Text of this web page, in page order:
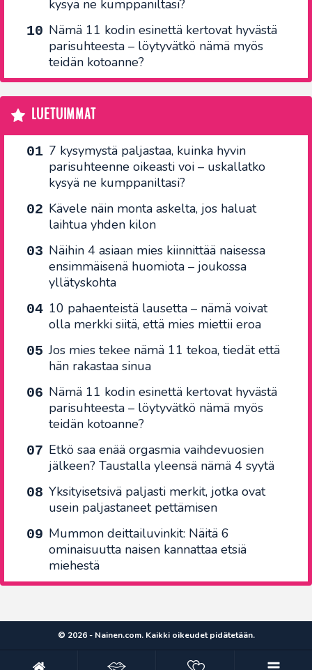
kysyä ne kumppaniltasi?
Nämä 11 kodin esinettä kertovat hyvästä
parisuhteesta – löytyvätkö nämä myös
teidän kotoanne?
LUETUIMMAT
7 kysymystä paljastaa, kuinka hyvin
parisuhteenne oikeasti voi – uskallatko
kysyä ne kumppaniltasi?
Kävele näin monta askelta, jos haluat
laihtua yhden kilon
Näihin 4 asiaan mies kiinnittää naisessa
ensimmäisenä huomiota – joukossa
yllätyskohta
10 pahaenteistä lausetta – nämä voivat
olla merkki siitä, että mies miettii eroa
Jos mies tekee nämä 11 tekoa, tiedät että
hän rakastaa sinua
Nämä 11 kodin esinettä kertovat hyvästä
parisuhteesta – löytyvätkö nämä myös
teidän kotoanne?
Etkö saa enää orgasmia vaihdevuosien
jälkeen? Taustalla yleensä nämä 4 syytä
Yksityisetsivä paljasti merkit, jotka ovat
usein paljastaneet pettämisen
Mummon deittailuvinkit: Näitä 6
ominaisuutta naisen kannattaa etsiä
miehestä
© 2026 - Nainen.com. Kaikki oikeudet pidätetään.